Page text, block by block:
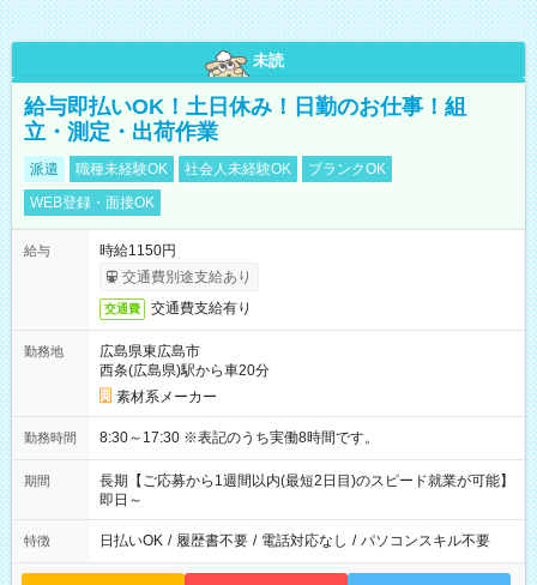
未読
給与即払いOK！土日休み！日勤のお仕事！組
立・測定・出荷作業
派遣 職種未経験OK 社会人未経験OK
ブランクOK
WEB登録・面接OK
給与
時給1150円
交通費別途支給あり
交通費 交通費支給有り
勤務地
広島県東広島市
西条(広島県)駅から車20分
素材系メーカー
勤務時間 8:30～17:30 ※表記のうち実働8時間です。
期間
長期【ご応募から1週間以内(最短2日目)のスピード就業が可能】
即日～
特徴 日払いOK / 履歴書不要 / 電話対応なし / パソコンスキル不要